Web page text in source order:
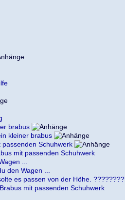
brabus
kleiner brabus
Schuhwerk
mit passenden Schuhwerk
...
den Wagen ...
es passen von der Höhe. ????????
mit passenden Schuhwerk